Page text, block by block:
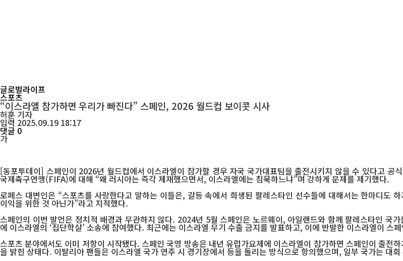
글로벌라이프
스포츠
“이스라엘 참가하면 우리가 빠진다” 스페인, 2026 월드컵 보이콧 시사
허훈 기자
입력 2025.09.19 18:17
댓글 0
가
[동포투데이] 스페인이 2026년 월드컵에서 이스라엘이 참가할 경우 자국 국가대표팀을 출전시키지 않을 수 있다고
국제축구연맹(FIFA)에 대해 “왜 러시아는 즉각 제재했으면서, 이스라엘에는 침묵하느냐”며 강하게 문제를 제기했다.
로페스 대변인은 “스포츠를 사랑한다고 말하는 이들은, 갈등 속에서 희생된 팔레스타인 선수들에 대해서는 한마디도
이익을 위한 것 아닌가”라고 지적했다.
스페인의 이번 발언은 정치적 배경과 무관하지 않다. 2024년 5월 스페인은 노르웨이, 아일랜드와 함께 팔레스타인 국
에 이스라엘의 ‘집단학살’ 소송에 참여했다. 최근에는 이스라엘 무기 수출 금지를 발표하고, 이에 반발한 이스라엘이 스
스포츠 분야에서도 이미 저항이 시작됐다. 스페인 국영 방송은 내년 유럽가요제에 이스라엘이 참가하면 스페인이 출전
을 밝힌 상태다. 이탈리아 팬들은 이스라엘 국가 연주 시 경기장에서 등을 돌리는 방식으로 항의했으며, 일부 국가는 대